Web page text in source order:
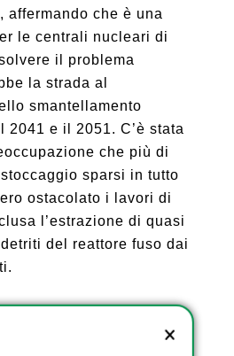
affermando che è una
le centrali nucleari di
il problema
la strada al
smantellamento
2041 e il 2051. C’è stata
che più di
sparsi in tutto
ostacolato i lavori di
l’estrazione di quasi
del reattore fuso dai
la possibilità di